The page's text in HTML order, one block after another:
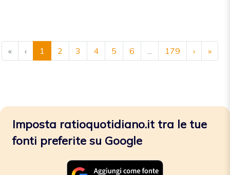
« ‹ 1 2 3 4 5 6 ... 179 › »
Imposta ratioquotidiano.it tra le tue
fonti preferite su Google